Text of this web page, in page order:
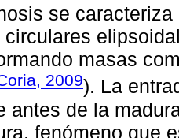
se
circulares
masas
2009). La
antes de la
fenómeno que